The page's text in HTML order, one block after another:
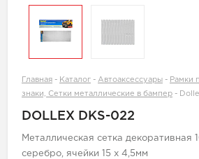
Главная - Каталог - Автоаксессуары - Рамки
знаки, Сетки металлические в бампер -
DOLLEX DKS-022
Металлическая сетка декоративная
серебро, ячейки 15 х 4,5мм